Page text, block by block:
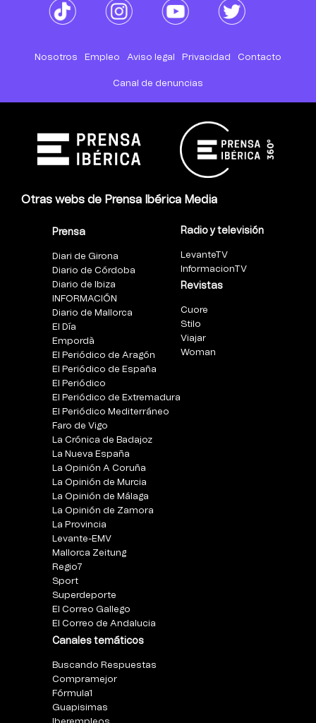
Nosotros Empleo Aviso legal Privacidad Contacto
Canal de denuncias
Otras webs de Prensa Ibérica Media
Prensa
Diari de Girona
Diario de Córdoba
Diario de Ibiza
INFORMACIÓN
Diario de Mallorca
El Día
Empordà
El Periódico de Aragón
El Periódico de España
El Periódico
El Periódico de Extremadura
El Periódico Mediterráneo
Faro de Vigo
La Crónica de Badajoz
La Nueva España
La Opinión A Coruña
La Opinión de Murcia
La Opinión de Málaga
La Opinión de Zamora
La Provincia
Levante-EMV
Mallorca Zeitung
Regio7
Sport
Superdeporte
El Correo Gallego
El Correo de Andalucia
Canales temáticos
Buscando Respuestas
Compramejor
Fórmula1
Guapisimas
Radio y televisión
LevanteTV
InformacionTV
Revistas
Cuore
Stilo
Viajar
Woman